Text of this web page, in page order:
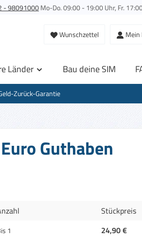
- 98091000Mo-Do. 09:00 - 19:00 Uhr, Fr.
Wunschzettel Mein
Länder Bau deine SIM
Zurück-Garantie
Guthaben
Stückpreis
1 24,90 €